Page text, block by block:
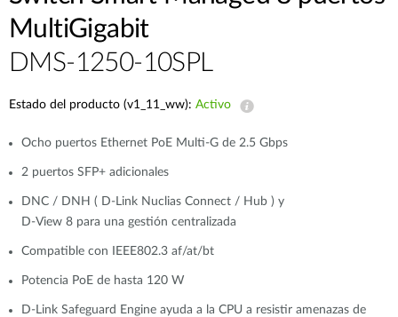
MultiGigabit
DMS-1250-10SPL
Estado del producto (v1_11_ww): Activo
Ocho puertos Ethernet PoE Multi-G de 2.5 Gbps
2 puertos SFP+ adicionales
DNC / DNH ( D-Link Nuclias Connect / Hub ) y
D-View 8 para una gestión centralizada
Compatible con IEEE802.3 af/at/bt
Potencia PoE de hasta 120 W
D-Link Safeguard Engine ayuda a la CPU a resistir amenazas de